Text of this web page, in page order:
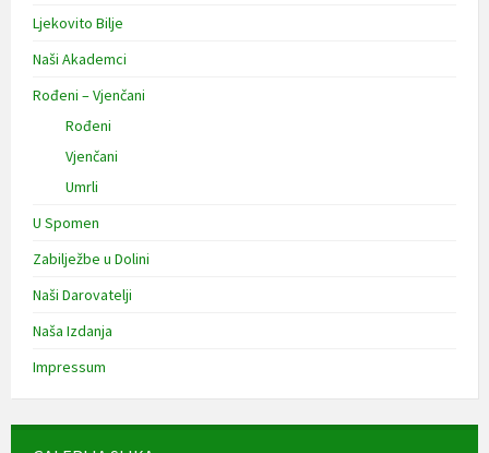
Ljekovito Bilje
Naši Akademci
Rođeni – Vjenčani
Rođeni
Vjenčani
Umrli
U Spomen
Zabilježbe u Dolini
Naši Darovatelji
Naša Izdanja
Impressum